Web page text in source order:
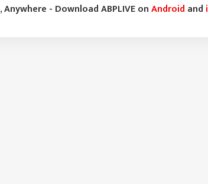
- Download ABPLIVE onAndroid and